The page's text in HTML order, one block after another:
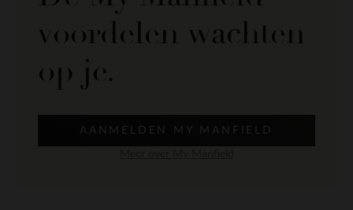
voordelen wachten
op je.
AANMELDEN MY MANFIELD